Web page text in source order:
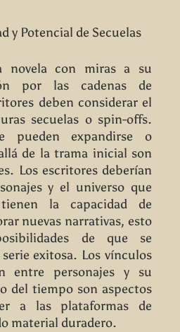
y Potencial de Secuelas
novela con miras a su
por las cadenas de
deben considerar el
secuelas o spin-offs.
pueden expandirse o
de la trama inicial son
Los escritores deberían
y el universo que
la capacidad de
nuevas narrativas, esto
de que se
exitosa. Los vínculos
entre personajes y su
del tiempo son aspectos
a las plataformas de
material duradero.